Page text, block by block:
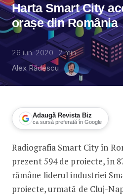
Harta Smart City
orașe din România
26 iun. 2020 2min
Alex Rădescu
Adaugă Revista Biz
ca sursă preferată în Google
Harta Smart City
Radiografia Smart City în
prezent 594 de proiecte, în
rămâne liderul industriei
proiecte, urmată de Cluj-